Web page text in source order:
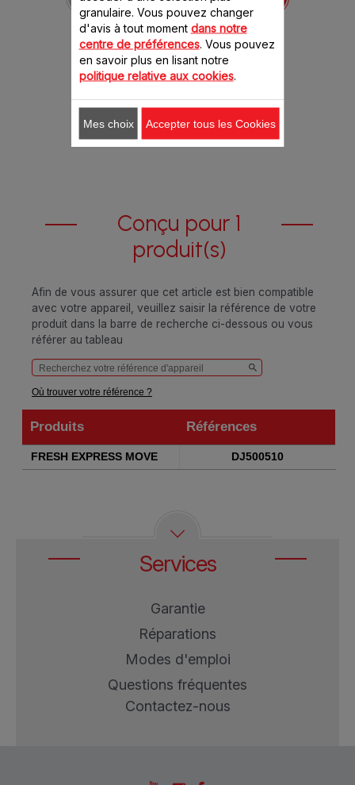
Stock disponible.
8.20 CHF
Conçu pour 1
produit(s)
Afin de vous assurer que cet article est bien compatible
avec votre appareil, veuillez saisir la référence de votre
produit dans la barre de recherche ci-dessous ou vous
référer au tableau
Où trouver votre référence ?
Produits
Références
Produits
Références
FRESH EXPRESS MOVE DJ500510
Services
Garantie
Réparations
Modes d'emploi
Questions fréquentes
Contactez-nous
granulaire. Vous pouvez changer
d'avis à tout moment dans notre
centre de préférences. Vous pouvez
en savoir plus en lisant notre
politique relative aux cookies.
Mes choix Accepter tous les Cookies